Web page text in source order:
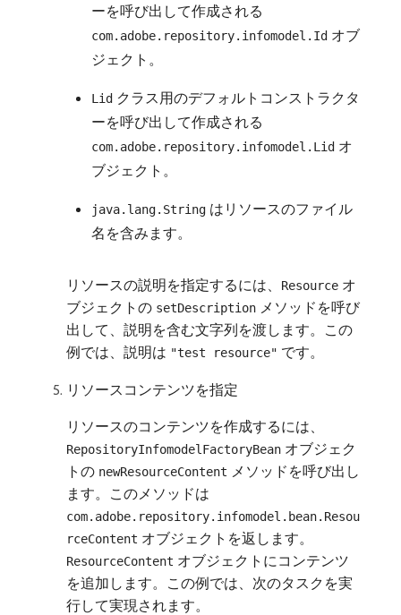
ーを呼び出して作成される
com.adobe.repository.infomodel.Id オブ
ジェクト。
Lid クラス用のデフォルトコンストラクタ
ーを呼び出して作成される
com.adobe.repository.infomodel.Lid オ
ブジェクト。
java.lang.String はリソースのファイル
名を含みます。
リソースの説明を指定するには、 Resource オ
ブジェクトの setDescription メソッドを呼び
出して、説明を含む文字列を渡します。この
例では、説明は "test resource" です。
リソースコンテンツを指定
リソースのコンテンツを作成するには、
RepositoryInfomodelFactoryBean オブジェク
トの newResourceContent メソッドを呼び出し
ます。このメソッドは
com.adobe.repository.infomodel.bean.Resou
rceContent オブジェクトを返します。
ResourceContent オブジェクトにコンテンツ
を追加します。この例では、次のタスクを実
行して実現されます。